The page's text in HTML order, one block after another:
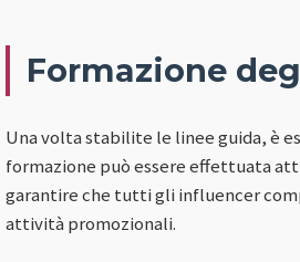
Formazione
Una volta stabilite le linee guida, è
formazione può essere effettuata
garantire che tutti gli influencer
attività promozionali.